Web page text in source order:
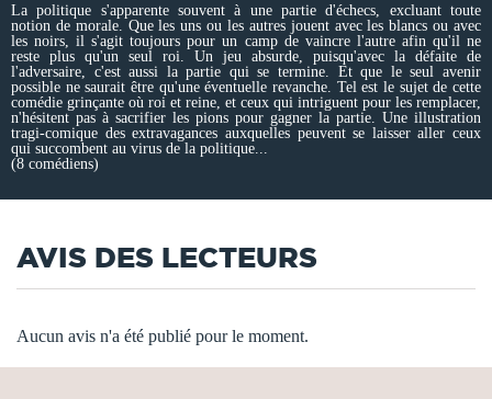
La politique s'apparente souvent à une partie d'échecs, excluant toute
notion de morale. Que les uns ou les autres jouent avec les blancs ou avec
les noirs, il s'agit toujours pour un camp de vaincre l'autre afin qu'il ne
reste plus qu'un seul roi. Un jeu absurde, puisqu'avec la défaite de
l'adversaire, c'est aussi la partie qui se termine. Et que le seul avenir
possible ne saurait être qu'une éventuelle revanche. Tel est le sujet de cette
comédie grinçante où roi et reine, et ceux qui intriguent pour les remplacer,
n'hésitent pas à sacrifier les pions pour gagner la partie. Une illustration
tragi-comique des extravagances auxquelles peuvent se laisser aller ceux
qui succombent au virus de la politique...
(8 comédiens)
AVIS DES LECTEURS
Aucun avis n'a été publié pour le moment.